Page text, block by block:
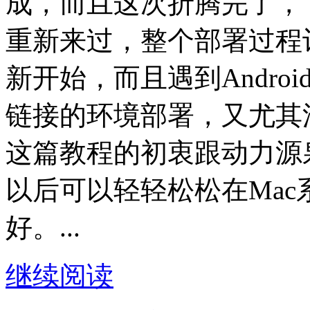
重新来过，整个部署过
新开始，而且遇到
链接的环境部署，又尤
这篇教程的初衷跟动力
以后可以轻轻松松在
好。...
继续阅读